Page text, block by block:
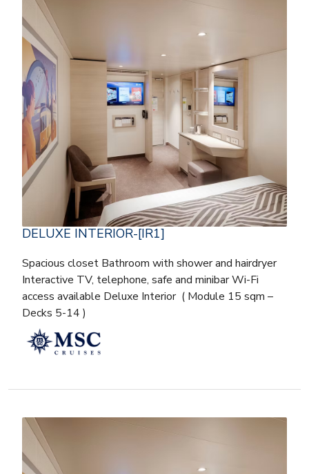
DELUXE INTERIOR-[IR1]
Spacious closet Bathroom with shower and hairdryer
Interactive TV, telephone, safe and minibar Wi-Fi
access available Deluxe Interior ( Module 15 sqm –
Decks 5-14 )